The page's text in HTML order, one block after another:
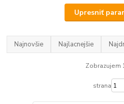
Upresniť
Najnovšie Najlacnejšie
Zobrazujem
strana